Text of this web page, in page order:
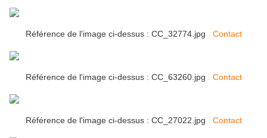
Référence de l'image ci-dessus : CC_32774.jpg Contact
Référence de l'image ci-dessus : CC_63260.jpg Contact
Référence de l'image ci-dessus : CC_27022.jpg Contact